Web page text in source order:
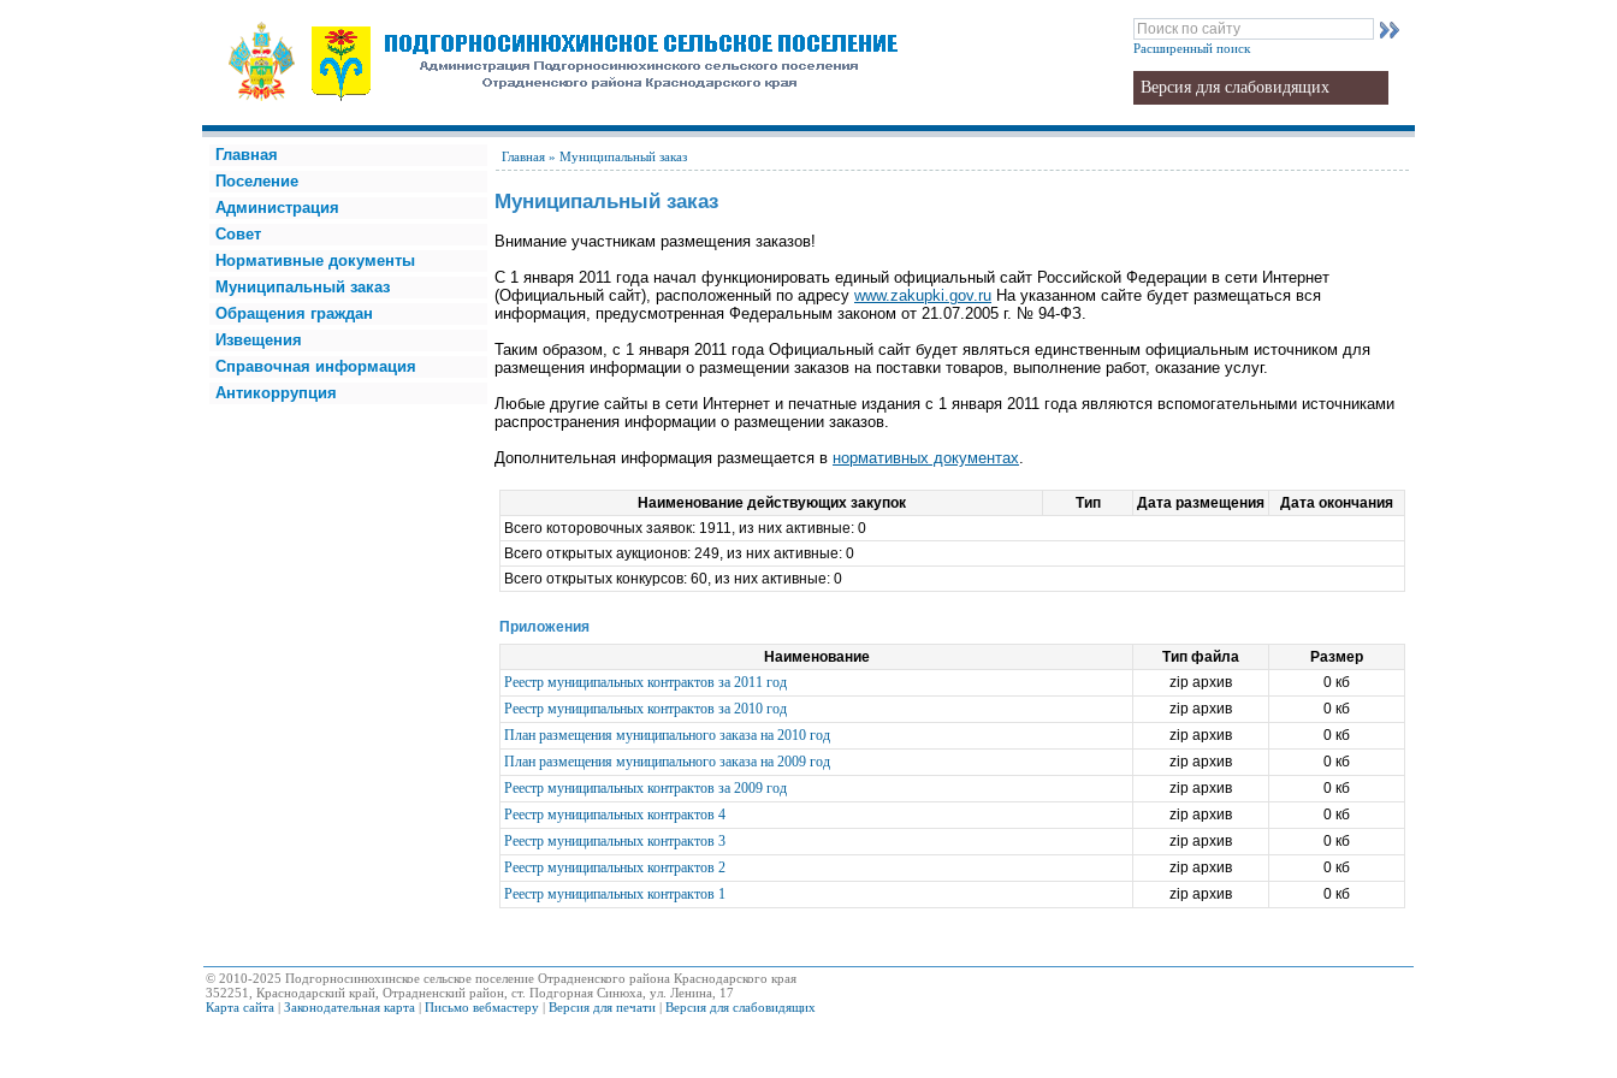
Расширенный поиск
Версия для слабовидящих
Главная
Поселение
Администрация
Совет
Нормативные документы
Муниципальный заказ
Обращения граждан
Извещения
Справочная информация
Антикоррупция
Главная » Муниципальный заказ
Муниципальный заказ
Внимание участникам размещения заказов!
С 1 января 2011 года начал функционировать единый официальный сайт Российской Федерации в сети Интернет
(Официальный сайт), расположенный по адресу www.zakupki.gov.ru На указанном сайте будет размещаться вся
информация, предусмотренная Федеральным законом от 21.07.2005 г. № 94-ФЗ.
Таким образом, с 1 января 2011 года Официальный сайт будет являться единственным официальным источником для
размещения информации о размещении заказов на поставки товаров, выполнение работ, оказание услуг.
Любые другие сайты в сети Интернет и печатные издания с 1 января 2011 года являются вспомогательными источниками
распространения информации о размещении заказов.
Дополнительная информация размещается в нормативных документах.
Наименование действующих закупок Тип Дата размещения
Дата окончания
Всего которовочных заявок: 1911, из них активные: 0
Всего открытых аукционов: 249, из них активные: 0
Всего открытых конкурсов: 60, из них активные: 0
Приложения
Наименование
Тип файла
Размер
Реестр муниципальных контрактов за 2011 год
zip архив
0 кб
Реестр муниципальных контрактов за 2010 год
zip архив
0 кб
План размещения муниципального заказа на 2010 год
zip архив
0 кб
План размещения муниципального заказа на 2009 год
zip архив
0 кб
Реестр муниципальных контрактов за 2009 год
zip архив
0 кб
Реестр муниципальных контрактов 4
zip архив
0 кб
Реестр муниципальных контрактов 3
zip архив
0 кб
Реестр муниципальных контрактов 2
zip архив
0 кб
Реестр муниципальных контрактов 1
zip архив 0 кб
© 2010-2025 Подгорносинюхинское сельское поселение Отрадненского района Краснодарского края
352251, Краснодарский край, Отрадненский район, ст. Подгорная Синюха, ул. Ленина, 17
Карта сайта | Законодательная карта | Письмо вебмастеру | Версия для печати | Версия для слабовидящих